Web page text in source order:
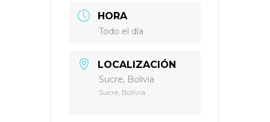
HORA
Todo el día
LOCALIZACIÓN
Sucre, Bolivia
Sucre, Bolivia